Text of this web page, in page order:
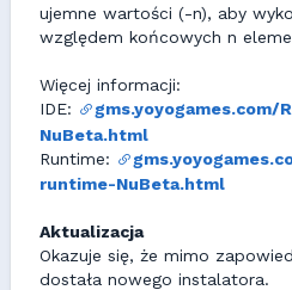
ujemne wartości (-n), aby
względem końcowych n
Więcej informacji:
IDE:
gms.yoyogames.com/
NuBeta.html
Runtime:
runtime-NuBeta.html
Aktualizacja
Okazuje się, że mimo
dostała nowego instalatora.